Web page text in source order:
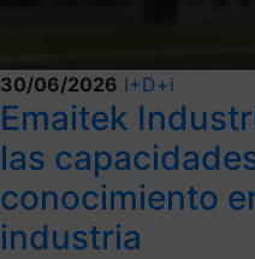
30/06/2026 I+D+i
Emaitek
las
conocimiento
industria